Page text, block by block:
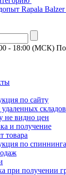
Rapala Balzer
- 18:00 (МСК) По
по сайту
удаленных складов
не видно цен
и получение
товара
по
при получении